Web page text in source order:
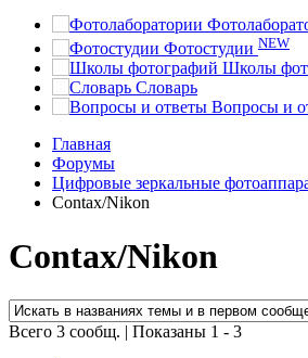
Фотостудии NEW
Школы
Словарь
Вопросы и
Главная
Форумы
Цифровые зеркальные
Contax/Nikon
Contax/Nikon
Всего 3 сообщ. | Показаны 1 - 3